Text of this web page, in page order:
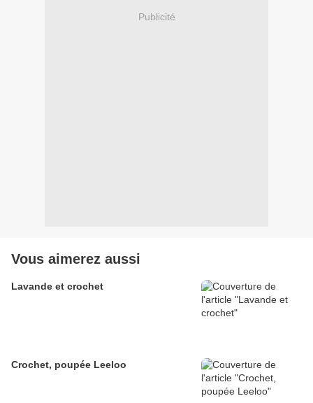
Publicité
Vous aimerez aussi
Lavande et crochet
Crochet, poupée Leeloo